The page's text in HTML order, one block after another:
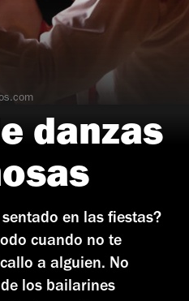
danzas
en las fiestas?
cuando no te
a alguien. No
los bailarines